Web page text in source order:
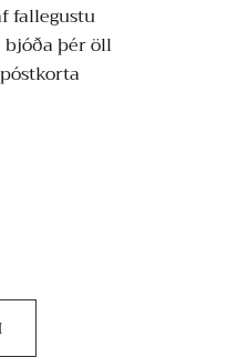
fallegustu
þér öll